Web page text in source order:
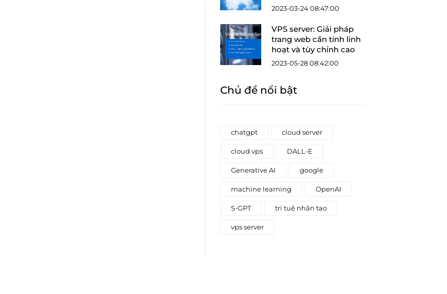
2023-03-24 08:47:00
VPS server: Giải pháp
trang web cần tính linh
hoạt và tùy chỉnh cao
2023-05-28 08:42:00
Chủ đề nổi bật
chatgpt cloud server
cloud vps DALL-E
Generative AI google
machine learning OpenAI
S-GPT trí tuệ nhân tạo
vps server